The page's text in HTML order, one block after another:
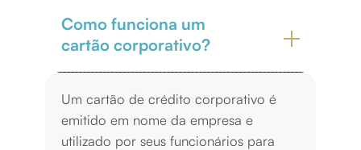
Como funciona um
cartão corporativo?
Um cartão de crédito corporativo é
emitido em nome da empresa e
utilizado por seus funcionários para